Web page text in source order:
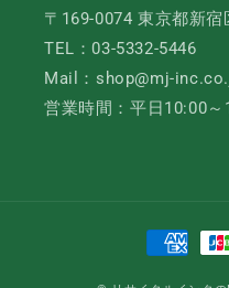
〒169-0074 東京都新宿
TEL：03-5332-5446
Mail：shop@mj-
営業時間：平日10:00～
決
済